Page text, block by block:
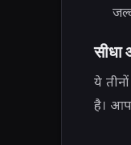
सीधा
ये
है।